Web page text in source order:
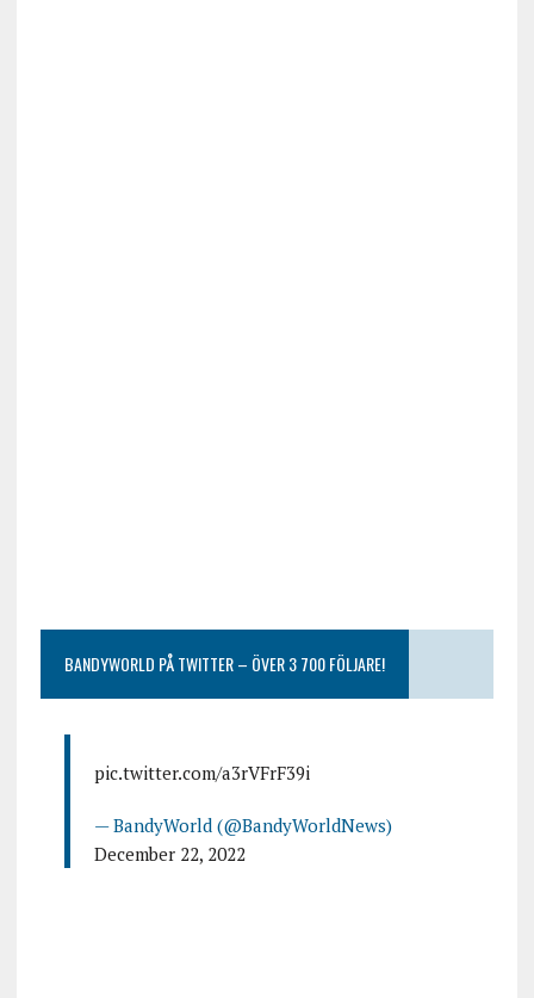
BANDYWORLD PÅ TWITTER – ÖVER 3 700 FÖLJARE!
pic.twitter.com/a3rVFrF39i
— BandyWorld (@BandyWorldNews)
December 22, 2022